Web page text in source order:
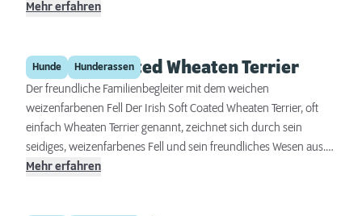
aufgrund der lohfarbenen Abzeichen über ihren Augen auch
bezeichnet werden. Diese Rasse ist besonders bekannt für ihre
Ausdauer und ihre Fähigkeit, auf schwierigem Gelände zu
arbeiten. Ursprünglich für die Jagd gezüchtet, hat sich die
Brandlbracke auch als treuer Begleithund bewährt, der eng mit
seinem Besitzer zusammenarbeitet und eine tiefe Bindung zu
ihm aufbaut.
Mehr erfahren
Hunde Hunderassen
Irish Soft Coated Wheaten Terrier
Der freundliche Familienbegleiter mit dem weichen
weizenfarbenen Fell Der Irish Soft Coated Wheaten Terrier, oft
einfach Wheaten Terrier genannt, zeichnet sich durch sein
seidiges, weizenfarbenes Fell und sein freundliches Wesen aus.
Diese Rasse stammt aus Irland, wo sie ursprünglich als
Mehr erfahren